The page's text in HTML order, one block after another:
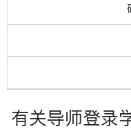
有关导师登录